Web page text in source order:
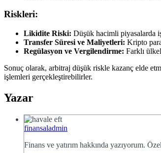
Riskleri:
Likidite Riski: Düşük hacimli piyasalarda
Transfer Süresi ve Maliyetleri: Kripto
Regülasyon ve Vergilendirme: Farklı
Sonuç olarak, arbitraj düşük riskle kazanç elde
işlemleri gerçekleştirebilirler.
Yazar
finansaladmin
Finans ve yatırım hakkında yazıyorum.